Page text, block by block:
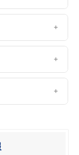
スンの雰囲気や
ご予約くださ
験がほとんどな
ケースもござい
継続可能かどう